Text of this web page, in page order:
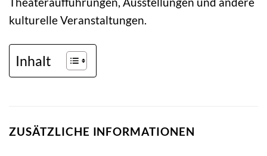
kulturelle Veranstaltungen.
Inhalt
ZUSÄTZLICHE INFORMATIONEN